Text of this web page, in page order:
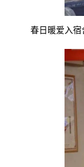
春日暖爱入